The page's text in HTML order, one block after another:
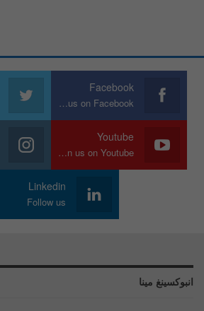
Facebook
Join us on Facebook
Youtube
Join us on Youtube
Linkedin
Follow us
انبوكسينغ مينا